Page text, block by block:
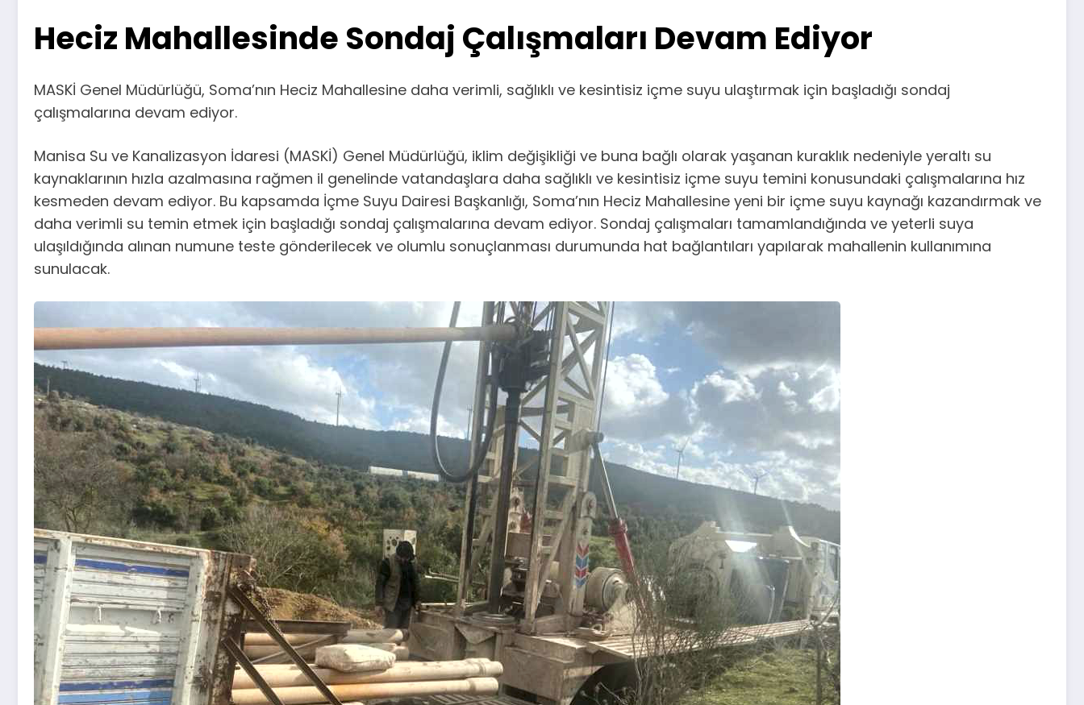
Heciz Mahallesinde Sondaj Çalışmaları Devam Ediyor
MASKİ Genel Müdürlüğü, Soma’nın Heciz Mahallesine daha verimli, sağlıklı ve kesintisiz içme suyu ulaştırmak için başladığı sondaj
çalışmalarına devam ediyor.
Manisa Su ve Kanalizasyon İdaresi (MASKİ) Genel Müdürlüğü, iklim değişikliği ve buna bağlı olarak yaşanan kuraklık nedeniyle yeraltı su
kaynaklarının hızla azalmasına rağmen il genelinde vatandaşlara daha sağlıklı ve kesintisiz içme suyu temini konusundaki çalışmalarına hız
kesmeden devam ediyor. Bu kapsamda İçme Suyu Dairesi Başkanlığı, Soma’nın Heciz Mahallesine yeni bir içme suyu kaynağı kazandırmak ve
daha verimli su temin etmek için başladığı sondaj çalışmalarına devam ediyor. Sondaj çalışmaları tamamlandığında ve yeterli suya
ulaşıldığında alınan numune teste gönderilecek ve olumlu sonuçlanması durumunda hat bağlantıları yapılarak mahallenin kullanımına
sunulacak.